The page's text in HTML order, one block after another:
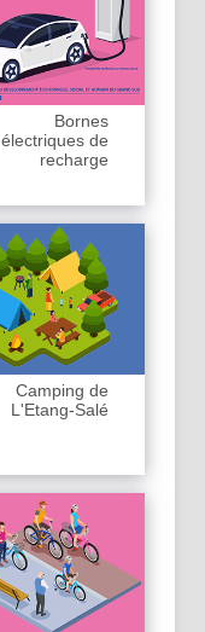
Bornes
électriques de
recharge
Camping de
L'Etang-Salé